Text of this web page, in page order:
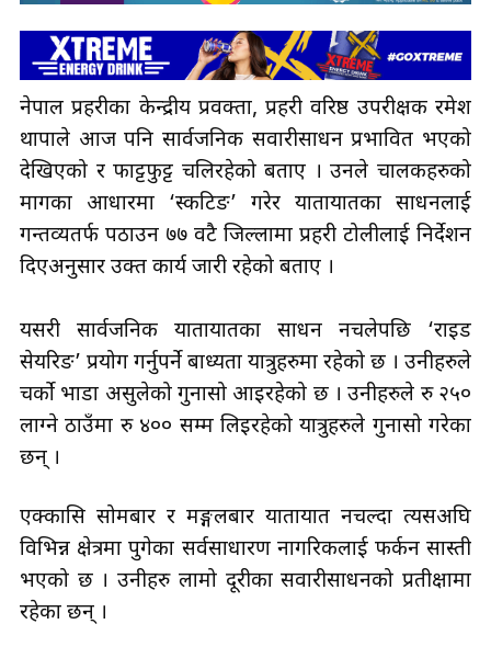
नेपाल प्रहरीका केन्द्रीय प्रवक्ता, प्रहरी वरिष्ठ उपरीक्षक रमेश
थापाले आज पनि सार्वजनिक सवारीसाधन प्रभावित भएको
देखिएको र फाट्टफुट्ट चलिरहेको बताए । उनले चालकहरुको
मागका आधारमा ‘स्कटिङ’ गरेर यातायातका साधनलाई
गन्तव्यतर्फ पठाउन ७७ वटै जिल्लामा प्रहरी टोलीलाई निर्देशन
दिएअनुसार उक्त कार्य जारी रहेको बताए ।
यसरी सार्वजनिक यातायातका साधन नचलेपछि ‘राइड
सेयरिङ’ प्रयोग गर्नुपर्ने बाध्यता यात्रुहरुमा रहेको छ । उनीहरुले
चर्को भाडा असुलेको गुनासो आइरहेको छ । उनीहरुले रु २५०
लाग्ने ठाउँमा रु ४०० सम्म लिइरहेको यात्रुहरुले गुनासो गरेका
छन् ।
एक्कासि सोमबार र मङ्गलबार यातायात नचल्दा त्यसअघि
विभिन्न क्षेत्रमा पुगेका सर्वसाधारण नागरिकलाई फर्कन सास्ती
भएको छ । उनीहरु लामो दूरीका सवारीसाधनको प्रतीक्षामा
रहेका छन् ।